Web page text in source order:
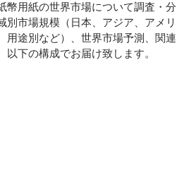
幣用紙の世界市場について調査・分
市場規模（日本、アジア、アメリ
用途別など）、世界市場予測、関連
下の構成でお届け致します。